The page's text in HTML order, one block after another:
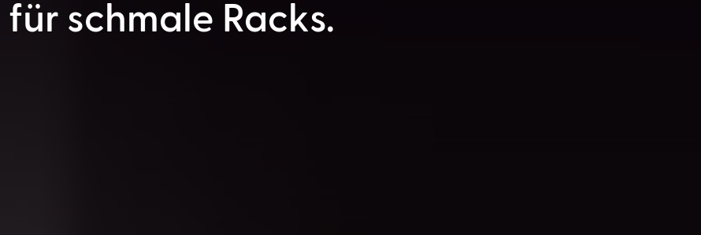
für schmale Racks.